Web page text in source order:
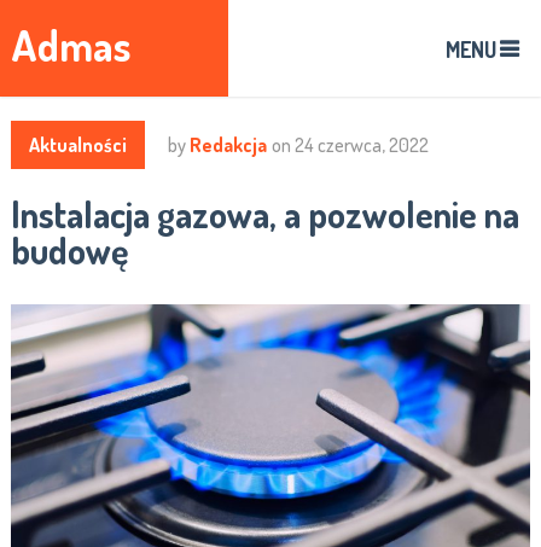
Admas MENU
Aktualności by Redakcja on 24 czerwca, 2022
Instalacja gazowa, a pozwolenie na
budowę